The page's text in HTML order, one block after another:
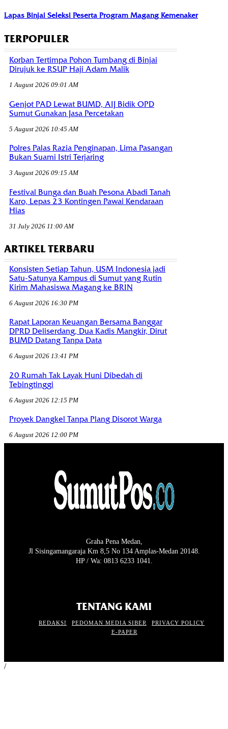
Lapas Binjai Seleksi Peserta Program Magang Kemenaker
TERPOPULER
Korban Tertimpa Pohon Tumbang di Binjai
Dirujuk ke RSUP Haji Adam Malik
1 August 2026 09:01 AM
Genjot PAD Lewat BUMD, AIJ Bidik OPD
Sumut Gunakan Jasa Percetakan
5 August 2026 10:45 AM
Polres Palas Razia Penginapan, Lima Pasangan
Bukan Suami Istri Terjaring
3 August 2026 09:15 AM
Festival Bunga dan Buah Pesona Abadi Tanah
Karo, Lepas 23 Kontingen Pawai Kendaraan
Hias
31 July 2026 11:00 AM
ARTIKEL TERBARU
Konsisten Setiap Tahun, USM Indonesia jadi
Satu-Satunya Kampus di Sumut yang Rutin
Kirim Mahasiswa Magang ke BRIN
6 August 2026 16:30 PM
Rapat Laporan Keuangan Bersama Banggar
DPRD Deliserdang, Dua Kadis Mangkir, Dirut
BUMD Datang Tanpa Data
6 August 2026 13:41 PM
20 Rumah Tak Layak Huni Dibedah di
Tebingtinggi
6 August 2026 12:15 PM
Proyek Dangkel Tanpa Plang Disorot Warga
6 August 2026 12:00 PM
Graha Pena Medan,
Jl Sisingamangaraja Km 8,5 No 134 Amplas-Medan 20148.
HP / Wa: 0813 6233 1041.
TENTANG KAMI
REDAKSI PEDOMAN MEDIA SIBER
PRIVACY POLICY
E-PAPER
/